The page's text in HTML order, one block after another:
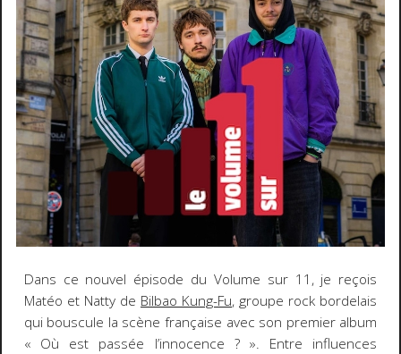
Dans ce nouvel épisode du Volume sur 11, je reçois
Matéo et Natty de Bilbao Kung-Fu, groupe rock bordelais
qui bouscule la scène française avec son premier album
« Où est passée l’innocence ? ». Entre influences